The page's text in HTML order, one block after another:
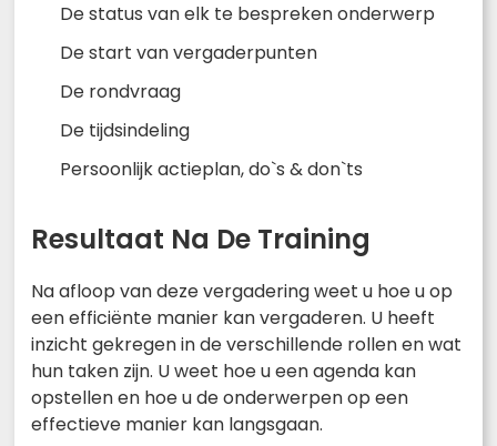
De status van elk te bespreken onderwerp
De start van vergaderpunten
De rondvraag
De tijdsindeling
Persoonlijk actieplan, do`s & don`ts
Resultaat Na De Training
Na afloop van deze vergadering weet u hoe u op
een efficiënte manier kan vergaderen. U heeft
inzicht gekregen in de verschillende rollen en wat
hun taken zijn. U weet hoe u een agenda kan
opstellen en hoe u de onderwerpen op een
effectieve manier kan langsgaan.